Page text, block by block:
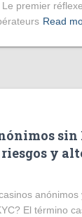
premier
Read
sin
riesgos y
anónimos
El término